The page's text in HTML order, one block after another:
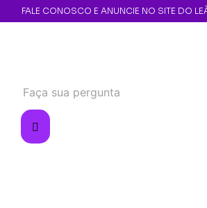
FALE CONOSCO E ANUNCIE NO SITE DO